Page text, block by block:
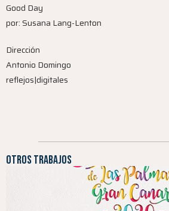
Good Day
por: Susana Lang-Lenton
Dirección
Antonio Domingo
reflejos|digitales
Otros trabajos